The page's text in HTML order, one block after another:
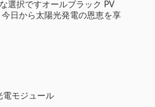
選択ですオールブラック PV
日から太陽光発電の恩恵を享
電モジュール